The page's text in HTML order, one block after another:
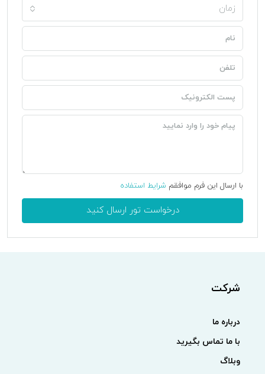
زمان
با ارسال این فرم موافقم شرایط استفاده
درخواست تور ارسال کنید
شرکت
درباره ما
با ما تماس بگیرید
وبلاگ